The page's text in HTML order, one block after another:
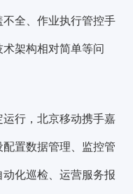
全、作业执行管控手
架构相对简单等问
运行，北京移动携手嘉
配置数据管理、监控管
化巡检、运营服务报